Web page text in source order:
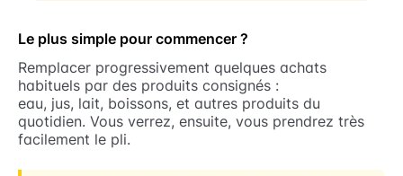
Le plus simple pour commencer ?
Remplacer progressivement quelques achats
habituels par des produits consignés :
eau, jus, lait, boissons, et autres produits du
quotidien. Vous verrez, ensuite, vous prendrez très
facilement le pli.